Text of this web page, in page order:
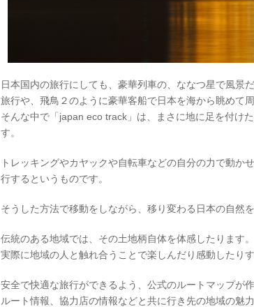
日本国内の旅行にしても、豪華列車の、ななつ星で風景
旅行や、飛鳥２のように豪華客船で日本を海から眺めて
そんな中で「japan eco track」は、まさに地に足を付け
す。
トレッキングやカヤックや自転車などの自分の力で動か
行するというものです。
そうした方法で移動をしながら、移り変わる日本の自然
伝統のある地域では、その土地柄自体を体感したります。
実際に地域の人と触れ合うことで楽しんだり感動したり
安全で快適な旅行ができるよう、公式のルートマップが作
ルート情報、協力店の情報などと共に行き先の地域の魅